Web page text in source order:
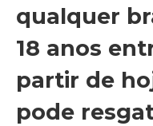
qualquer
18 anos
partir de
pode